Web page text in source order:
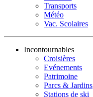
Transports
Météo
Vac. Scolaires
Incontournables
Croisières
Evénements
Patrimoine
Parcs & Jardins
Stations de ski